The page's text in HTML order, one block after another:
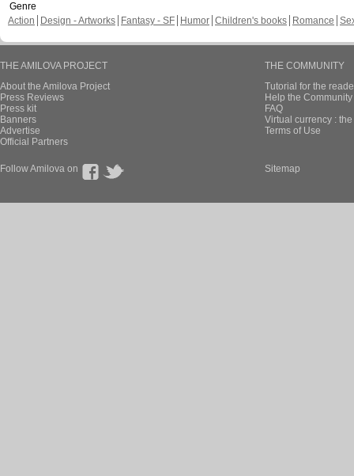
Genre
Action
Design - Artworks Fantasy - SF Humor Children's books Romance
THE AMILOVA PROJECT
About the Amilova Project
Press Reviews
Press kit
Banners
Advertise
Official Partners
THE COMMUNITY
Tutorial for the
Help the
FAQ
Virtual currency :
Terms of Use
Follow Amilova on Sitemap